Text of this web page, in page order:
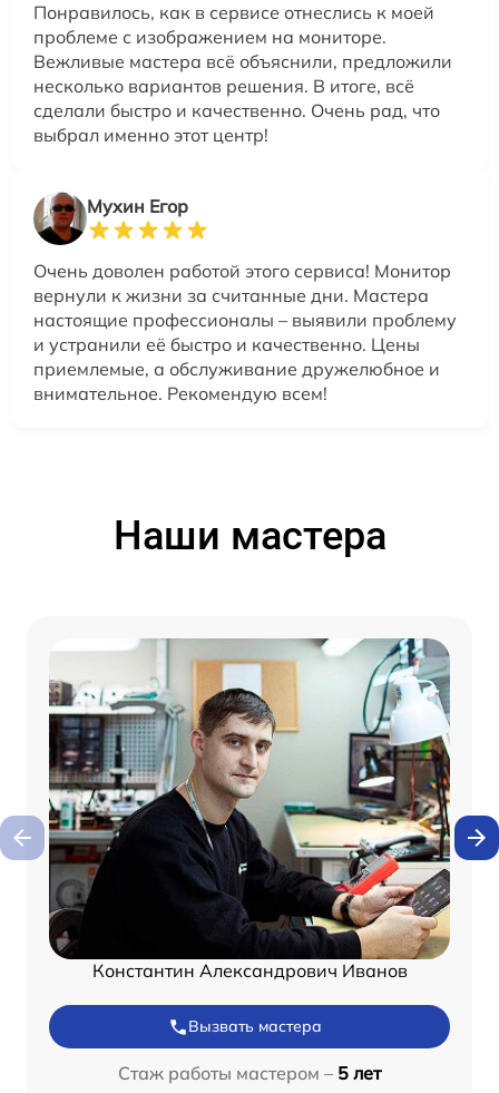
Понравилось, как в сервисе отнеслись к моей
проблеме с изображением на мониторе.
Вежливые мастера всё объяснили, предложили
несколько вариантов решения. В итоге, всё
сделали быстро и качественно. Очень рад, что
выбрал именно этот центр!
Мухин Егор
Очень доволен работой этого сервиса! Монитор
вернули к жизни за считанные дни. Мастера
настоящие профессионалы – выявили проблему
и устранили её быстро и качественно. Цены
приемлемые, а обслуживание дружелюбное и
внимательное. Рекомендую всем!
Наши мастера
Константин Александрович Иванов
Вызвать мастера
Стаж работы мастером – 5 лет